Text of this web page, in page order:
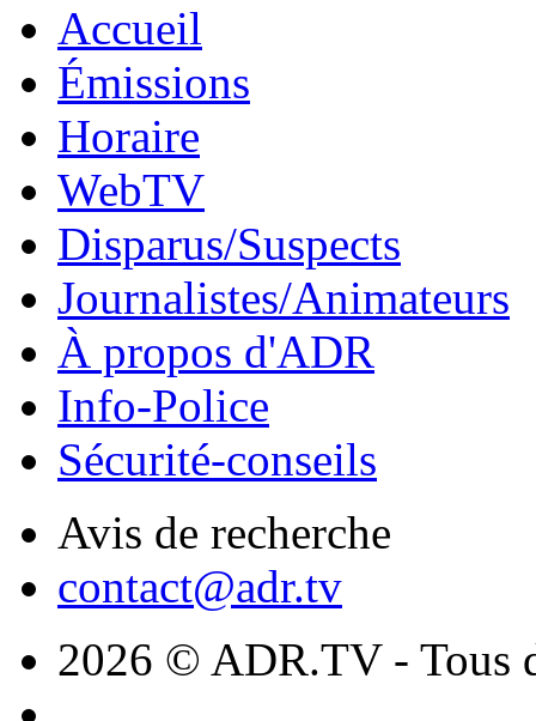
Accueil
Émissions
Horaire
WebTV
Disparus/Suspects
Journalistes/Animateurs
À propos d'ADR
Info-Police
Sécurité-conseils
Avis de recherche
contact@adr.tv
2026 © ADR.TV - Tous